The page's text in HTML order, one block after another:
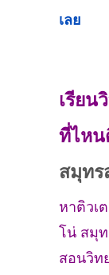
เลย
เรียน
ที่ไห
สมุทร
หาติวเ
โน่ สมุ
สอนวิท